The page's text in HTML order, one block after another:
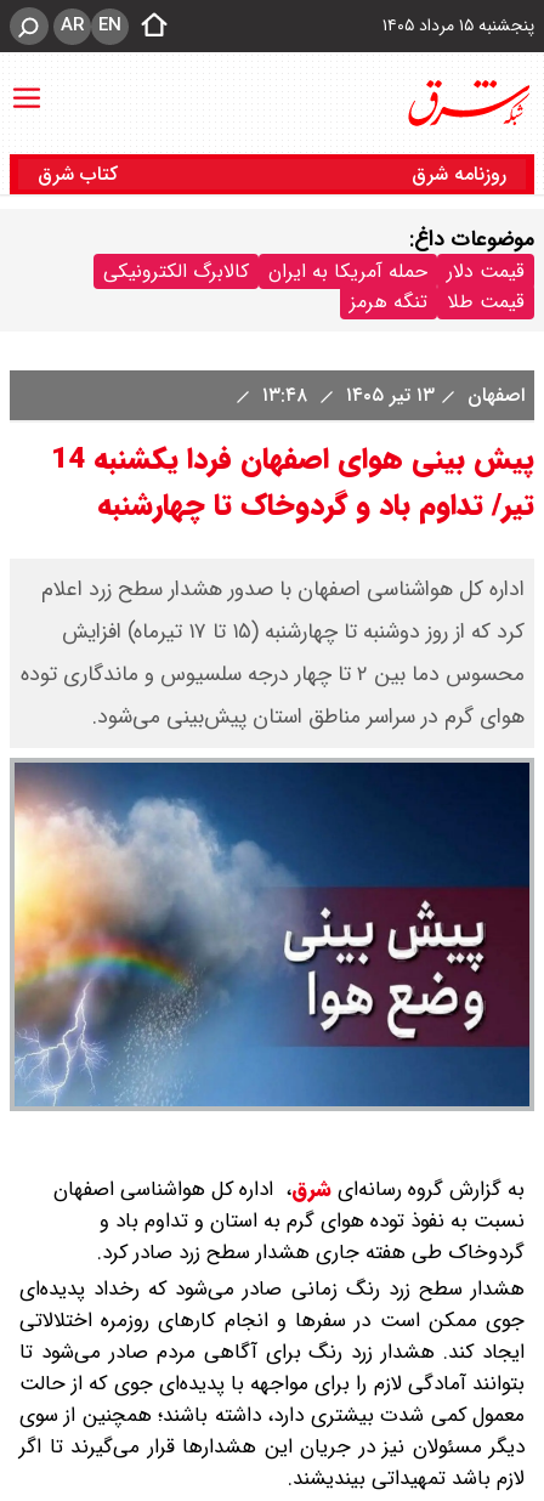
پنجشنبه ۱۵ مرداد ۱۴۰۵ EN
AR
روزنامه شرق کتاب شرق
موضوعات داغ:
قیمت دلار حمله آمریکا به ایران
کالابرگ الکترونیکی
قیمت طلا
تنگه هرمز
اصفهان ۱۳ تیر ۱۴۰۵
پیش بینی هوای اصفهان فردا یکشنبه 14
تیر/ تداوم باد و گردوخاک تا چهارشنبه
اداره کل هواشناسی اصفهان با صدور هشدار سطح زرد اعلام
کرد که از روز دوشنبه تا چهارشنبه (۱۵ تا ۱۷ تیرماه) افزایش
محسوس دما بین ۲ تا چهار درجه سلسیوس و ماندگاری توده
هوای گرم در سراسر مناطق استان پیش‌بینی می‌شود.
به گزارش گروه رسانه‌ایشرق، اداره کل هواشناسی اصفهان
نسبت به نفوذ توده هوای گرم به استان و تداوم باد و
گردوخاک طی هفته جاری هشدار سطح زرد صادر کرد.
هشدار سطح زرد رنگ زمانی صادر می‌شود که رخداد پدیده‌ای
جوی ممکن است در سفرها و انجام کارهای روزمره اختلالاتی
ایجاد کند. هشدار زرد رنگ برای آگاهی مردم صادر می‌شود تا
بتوانند آمادگی لازم را برای مواجهه با پدیده‌ای جوی که از حالت
معمول کمی شدت بیشتری دارد، داشته باشند؛ همچنین از سوی
دیگر مسئولان نیز در جریان این هشدارها قرار می‌گیرند تا اگر
لازم باشد تمهیداتی بیندیشند.